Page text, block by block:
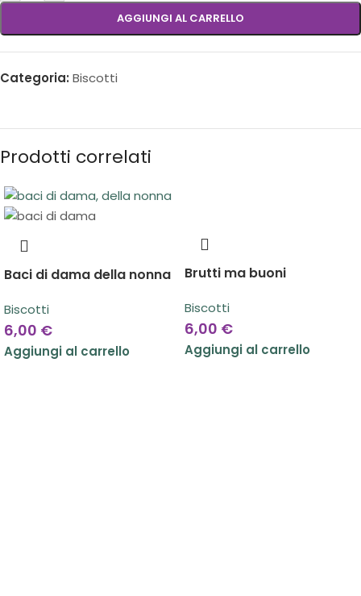
AGGIUNGI AL CARRELLO
Categoria: Biscotti
Prodotti correlati
Baci di dama della nonna
Biscotti
6,00 €
Aggiungi al carrello
Brutti ma buoni
Biscotti
6,00 €
Aggiungi al carrello